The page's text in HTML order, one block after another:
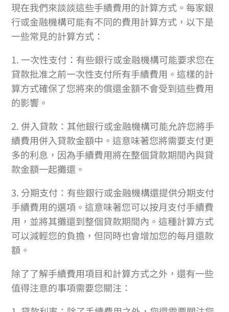
現在我們來談談這些手續費用的計算方式。每家銀
行或金融機構可能有不同的費用計算方式，以下是
一些常見的計算方式：
1. 一次性支付：有些銀行或金融機構可能要求您在
貸款批准之前一次性支付所有手續費用。這樣的計
算方式確保了您將來的償還金額不會受到這些費用
的影響。
2. 併入貸款：其他銀行或金融機構可能允許您將手
續費用併入貸款金額中。這意味著您將需要支付更
多的利息，因為手續費用將在整個貸款期間內與貸
款金額一起攤還。
3. 分期支付：有些銀行或金融機構還提供分期支付
手續費用的選項。這意味著您可以按月支付手續費
用，並將其攤還到整個貸款期間內。這種計算方式
可以減輕您的負擔，但同時也會增加您的每月還款
額。
除了了解手續費用項目和計算方式之外，還有一些
值得注意的事項需要您關注：